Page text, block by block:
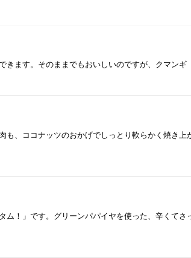
ます。そのままでもおいしいのですが、クマンギ
、ココナッツのおかげでしっとり軟らかく焼き上
！」です。グリーンパパイヤを使った、辛くてさ